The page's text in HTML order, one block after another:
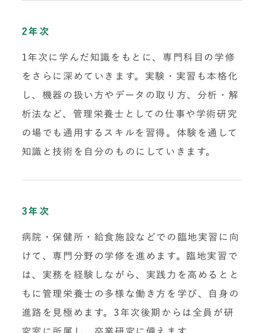
2年次
1年次に学んだ知識をもとに、専門科目の学修
をさらに深めていきます。実験・実習も本格化
し、機器の扱い方やデータの取り方、分析・解
析法など、管理栄養士としての仕事や学術研究
の場でも通用するスキルを習得。体験を通して
知識と技術を自分のものにしていきます。
3年次
病院・保健所・給食施設などでの臨地実習に向
けて、専門分野の学修を進めます。臨地実習で
は、実務を経験しながら、実践力を高めるとと
もに管理栄養士の多様な働き方を学び、自身の
進路を見極めます。3年次後期からは全員が研